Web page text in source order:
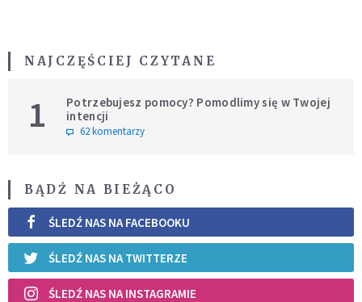
NAJCZĘŚCIEJ CZYTANE
1
Potrzebujesz pomocy? Pomodlimy się w Twojej
intencji
62 komentarzy
BĄDŹ NA BIEŻĄCO
ŚLEDŹ NAS NA FACEBOOKU
ŚLEDŹ NAS NA TWITTERZE
ŚLEDŹ NAS NA INSTAGRAMIE